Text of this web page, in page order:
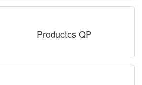
Productos QP